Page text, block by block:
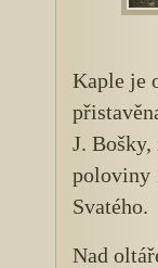
Kaple je
J.
poloviny
Svatého.
Nad